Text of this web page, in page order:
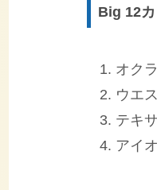
Big 12
オク
ウエ
テキ
アイ